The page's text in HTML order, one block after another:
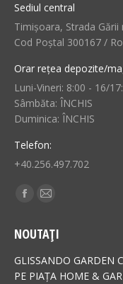
Sediul central
Timișoara, Strada Gării
Cod Poștal 300167 /
Orar rețea depozite/
Luni-Vineri: 8:00 - 16/
Sâmbăta: ÎNCHIS
Duminica: ÎNCHIS
Telefon:
+40.256.497.702
Find us on:
Facebook
opens
in
new
Mail
opens
in
new
NOUTAȚI
GLISSANDO GARDEN
PE PIAȚA HOME &